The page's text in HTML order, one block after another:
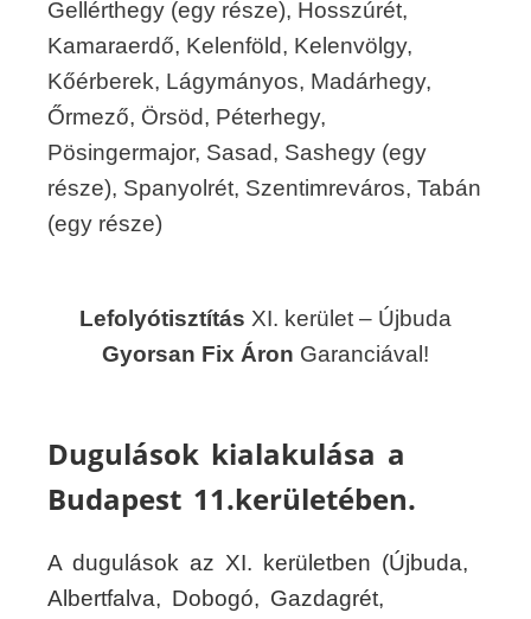
Gellérthegy (egy része), Hosszúrét,
Kamaraerdő, Kelenföld, Kelenvölgy,
Kőérberek, Lágymányos, Madárhegy,
Őrmező, Örsöd, Péterhegy,
Pösingermajor, Sasad, Sashegy (egy
része), Spanyolrét, Szentimreváros, Tabán
(egy része)
Lefolyótisztítás XI. kerület – Újbuda
Gyorsan Fix Áron Garanciával!
Dugulások kialakulása a
Budapest 11.kerületében.
A dugulások az XI. kerületben (Újbuda,
Albertfalva, Dobogó, Gazdagrét,